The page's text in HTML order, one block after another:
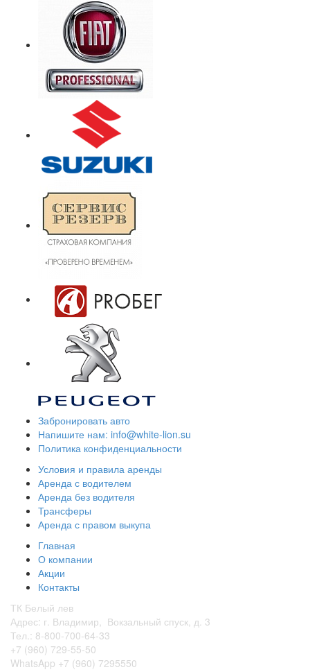
Забронировать авто
Напишите нам: info@white-lion.su
Политика конфиденциальности
Условия и правила аренды
Аренда с водителем
Аренда без водителя
Трансферы
Аренда с правом выкупа
Главная
О компании
Акции
Контакты
ТК Белый лев
Адрес: г. Владимир, Вокзальный спуск, д. 3
Тел.: 8-800-700-64-33
+7 (960) 729-55-50
WhatsApp +7 (960) 7295550